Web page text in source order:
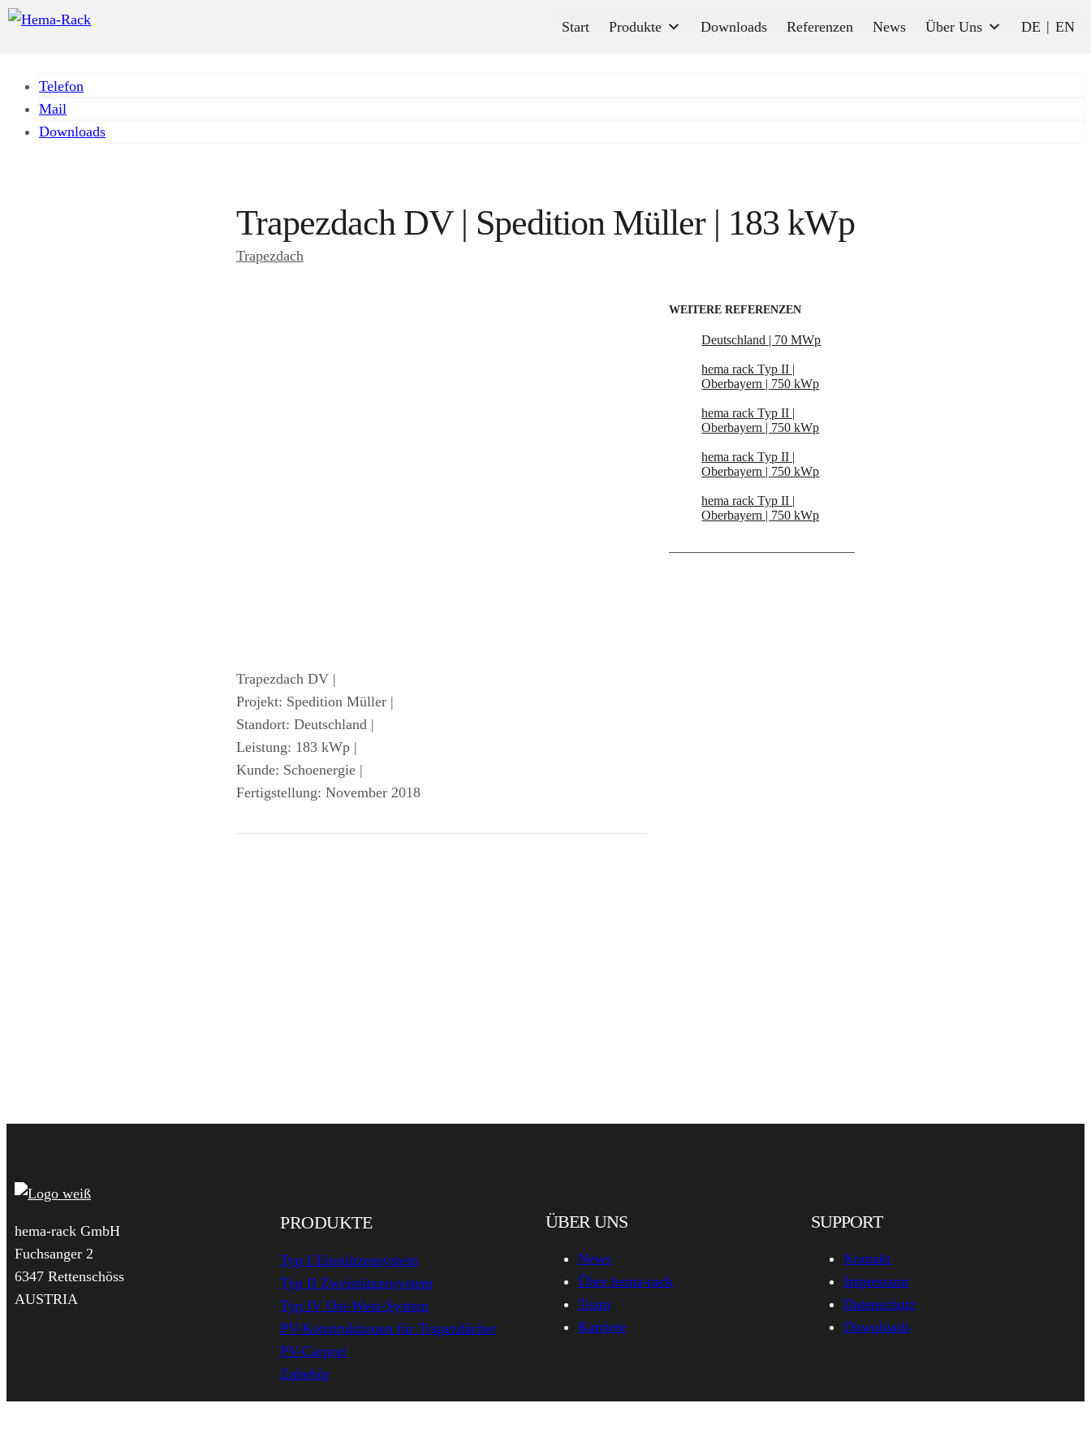
Telefon
Mail
Downloads
Start Produkte Downloads Referenzen News Über Uns DE EN
Trapezdach DV | Spedition Müller | 183 kWp
Trapezdach
Trapezdach DV |
Projekt: Spedition Müller |
Standort: Deutschland |
Leistung: 183 kWp |
Kunde: Schoenergie |
Fertigstellung: November 2018
WEITERE REFERENZEN
Deutschland | 70 MWp
hema rack Typ II |
Oberbayern | 750 kWp
hema rack Typ II |
Oberbayern | 750 kWp
hema rack Typ II |
Oberbayern | 750 kWp
hema rack Typ II |
Oberbayern | 750 kWp
hema-rack GmbH
Fuchsanger 2
6347 Rettenschöss
AUSTRIA
PRODUKTE
Typ I Einstützensystem
Typ II Zweistützensystem
Typ IV Ost-West-System
PV-Konstruktionen für Trapezdächer
PV-Carport
Zubehör
ÜBER UNS
News
Über hema-rack
Team
Karriere
SUPPORT
Kontakt
Impressum
Datenschutz
Downloads